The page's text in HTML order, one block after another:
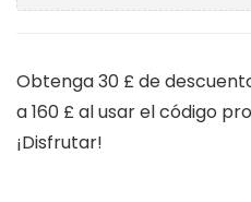
Obtenga 30 £ de
a 160 £ al usar el código
¡Disfrutar!